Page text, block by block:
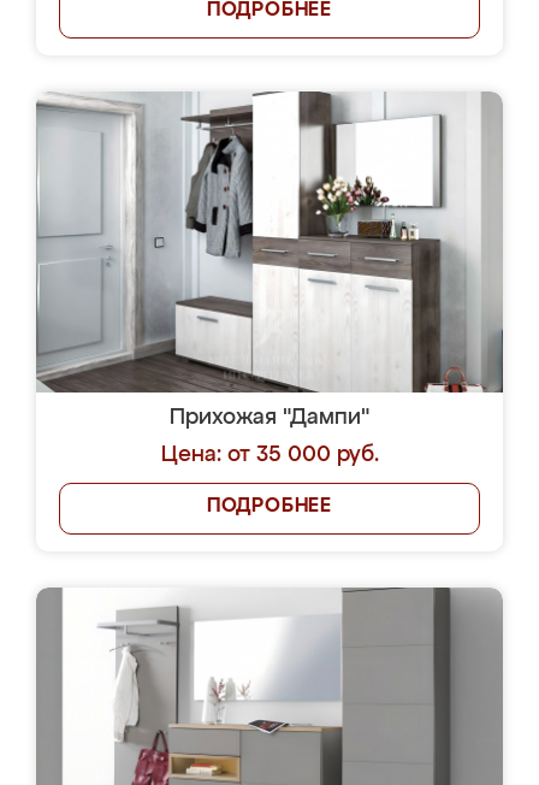
ПОДРОБНЕЕ
Прихожая "Дампи"
Цена: от 35 000 руб.
ПОДРОБНЕЕ